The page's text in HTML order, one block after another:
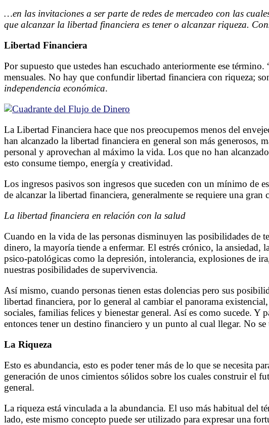
…en las invitaciones a ser parte de redes de mercadeo con las
que alcanzar la libertad financiera es tener o alcanzar riqueza.
Libertad Financiera
Por supuesto que ustedes han escuchado anteriormente ese
mensuales. No hay que confundir libertad financiera con riqueza;
independencia económica.
La Libertad Financiera hace que nos preocupemos menos del
han alcanzado la libertad financiera en general son más generosos,
personal y aprovechan al máximo la vida. Los que no han
esto consume tiempo, energía y creatividad.
Los ingresos pasivos son ingresos que suceden con un mínimo de
de alcanzar la libertad financiera, generalmente se requiere una gran
La libertad financiera en relación con la salud
Cuando en la vida de las personas disminuyen las posibilidades de
dinero, la mayoría tiende a enfermar. El estrés crónico, la ansiedad,
psico-patológicas como la depresión, intolerancia, explosiones de
nuestras posibilidades de supervivencia.
Así mismo, cuando personas tienen estas dolencias pero sus
libertad financiera, por lo general al cambiar el panorama
sociales, familias felices y bienestar general. Así es como sucede. Y
entonces tener un destino financiero y un punto al cual llegar. No se
La Riqueza
Esto es abundancia, esto es poder tener más de lo que se necesita
generación de unos cimientos sólidos sobre los cuales construir el
general.
La riqueza está vinculada a la abundancia. El uso más habitual del
lado, este mismo concepto puede ser utilizado para expresar una